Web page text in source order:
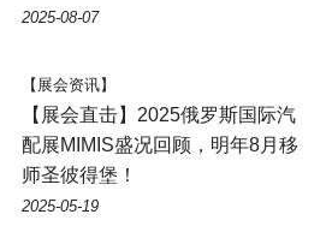
2025-08-07
【展会资讯】
【展会直击】2025俄罗斯国际汽
配展MIMIS盛况回顾，明年8月移
师圣彼得堡！
2025-05-19